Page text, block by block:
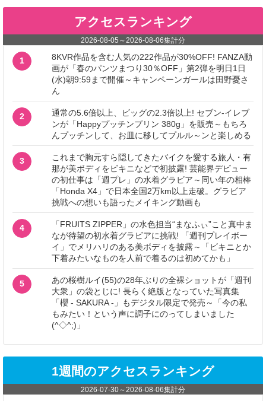
アクセスランキング
2026-08-05 ～2026-08-06集計分
1
8KVR作品を含む人気の222作品が30%OFF! FANZA動
画が「春のパンツまつり30％OFF」第2弾を明日1日
(水)朝9:59まで開催～キャンペーンガールは田野憂さ
ん
2
通常の5.6倍以上、ビッグの2.3倍以上! セブン‐イレブ
ンが「Happyプッチンプリン 380g」を販売～もちろ
んプッチンして、お皿に移してプルル～ンと楽しめる
3
これまで胸元すら隠してきたバイクを愛する旅人・有
那が美ボディをビキニなどで初披露! 芸能界デビュー
の初仕事は「週プレ」の水着グラビア～同い年の相棒
「Honda X4」で日本全国2万km以上走破。グラビア
挑戦への想いも語ったメイキング動画も
4
「FRUITS ZIPPER」の水色担当“まなふぃ”こと真中ま
なが待望の初水着グラビアに挑戦! 「週刊プレイボー
イ」でメリハリのある美ボディを披露～「ビキニとか
下着みたいなものを人前で着るのは初めてかも」
5
あの桜樹ルイ(55)の28年ぶりの全裸ショットが「週刊
大衆」の袋とじに! 長らく絶版となっていた写真集
「櫻 - SAKURA -」もデジタル限定で発売～「今の私
もみたい！という声に調子にのってしまいました
(^◇^;)」
1週間のアクセスランキング
2026-07-30～2026-08-06集計分